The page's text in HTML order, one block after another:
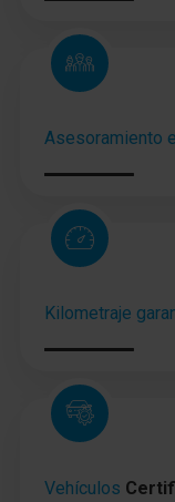
Batalla 2557
Sistema
Motor 1,5 Ltr.
Asesoramiento
Kilometraje
Vehículos